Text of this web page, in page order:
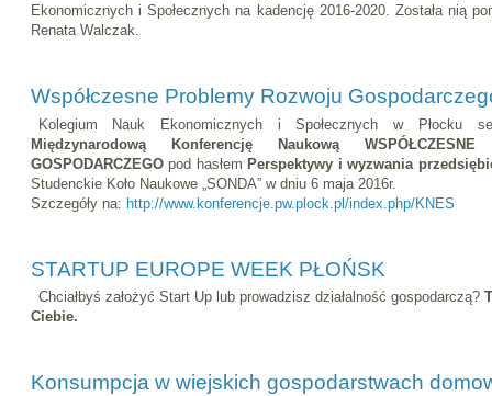
Ekonomicznych i Społecznych na kadencję 2016-2020. Została nią
Renata Walczak.
Współczesne Problemy Rozwoju
Kolegium Nauk Ekonomicznych i Społecznych w Płocku
Międzynarodową Konferencję Naukową
GOSPODARCZEGOpod hasłem Perspektywy i wyzwania
Studenckie Koło Naukowe „SONDA” w dniu 6 maja 2016r.
Szczegóły na: http://www.konferencje.pw.plock.pl/index.php/KNES
STARTUP EUROPE WEEK PŁOŃSK
Chciałbyś założyć Start Up lub prowadzisz działalność gospodarczą?
Ciebie.
Konsumpcja w wiejskich gospodarstwach